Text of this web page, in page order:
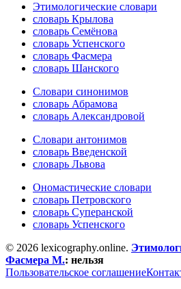
Этимологические словари
словарь Крылова
словарь Семёнова
словарь Успенского
словарь Фасмера
словарь Шанского
Словари синонимов
словарь Абрамова
словарь Александровой
Словари антонимов
словарь Введенской
словарь Львова
Ономастические словари
словарь Петровского
словарь Суперанской
словарь Успенского
© 2026 lexicography.online.
Фасмера М.: нельзя
Пользовательское соглашение